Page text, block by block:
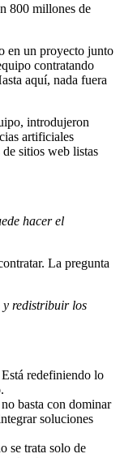
800 millones de
en un proyecto junto
contratando
aquí, nada fuera
introdujeron
artificiales
de sitios web listas
hacer el
La pregunta
redistribuir los
Está redefiniendo lo
no basta con dominar
soluciones
se trata solo de